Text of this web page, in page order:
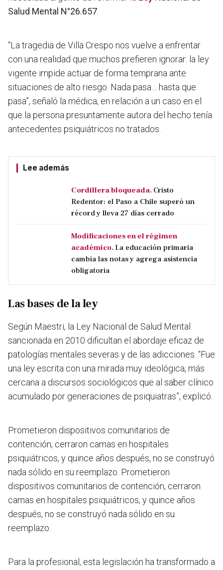
Salud Mental N°26.657
“La tragedia de Villa Crespo nos vuelve a enfrentar
con una realidad que muchos prefieren ignorar: la ley
vigente impide actuar de forma temprana ante
situaciones de alto riesgo. Nada pasa… hasta que
pasa”, señaló la médica, en relación a un caso en el
que la persona presuntamente autora del hecho tenía
antecedentes psiquiátricos no tratados.
Lee además
Cordillera bloqueada. Cristo
Redentor: el Paso a Chile superó un
récord y lleva 27 días cerrado
Modificaciones en el régimen
académico. La educación primaria
cambia las notas y agrega asistencia
obligatoria
Las bases de la ley
Según Maestri, la Ley Nacional de Salud Mental
sancionada en 2010 dificultan el abordaje eficaz de
patologías mentales severas y de las adicciones. “Fue
una ley escrita con una mirada muy ideológica, más
cercana a discursos sociológicos que al saber clínico
acumulado por generaciones de psiquiatras”, explicó.
Prometieron dispositivos comunitarios de
contención, cerraron camas en hospitales
psiquiátricos, y quince años después, no se construyó
nada sólido en su reemplazo. Prometieron
dispositivos comunitarios de contención, cerraron
camas en hospitales psiquiátricos, y quince años
después, no se construyó nada sólido en su
reemplazo.
Para la profesional, esta legislación ha transformado a